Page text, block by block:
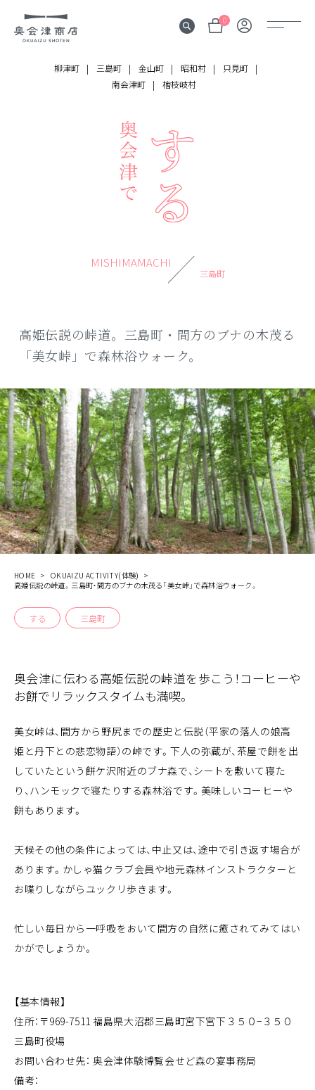
0
伝言板
検索
ABOUT
相談窓口
アクセス
お問い合わせ
柳津町 三島町 金山町 昭和村
只見町
南会津町
檜枝岐村
MISHIMAMACHI
三島町
高姫伝説の峠道。三島町・間方のブナの木茂る
「美女峠」で森林浴ウォーク。
HOME
OKUAIZU ACTIVITY(体験)
高姫伝説の峠道。三島町・間方のブナの木茂る「美女峠」で森林浴ウォーク。
する 三島町
奥会津に伝わる高姫伝説の峠道を歩こう！コーヒーや
お餅でリラックスタイムも満喫。
美女峠は、間方から野尻までの歴史と伝説（平家の落人の娘高
姫と丹下との悲恋物語）の峠です。下人の弥蔵が、茶屋で餅を出
していたという餅ケ沢附近のブナ森で、シートを敷いて寝た
り、ハンモックで寝たりする森林浴です。美味しいコーヒーや
餅もあります。
天候その他の条件によっては、中止又は、途中で引き返す場合が
あります。かしゃ猫クラブ会員や地元森林インストラクターと
お喋りしながらユックリ歩きます。
忙しい毎日から一呼吸をおいて間方の自然に癒されてみてはい
かがでしょうか。
【基本情報】
住所：〒969-7511 福島県大沼郡三島町宮下宮下３５０−３５０
三島町役場
お問い合わせ先： 奥会津体験博覧会せど森の宴事務局
備考：